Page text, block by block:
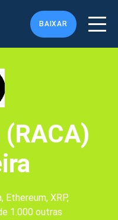
BAIXAR
Ethereum, XRP,
1.000 outras